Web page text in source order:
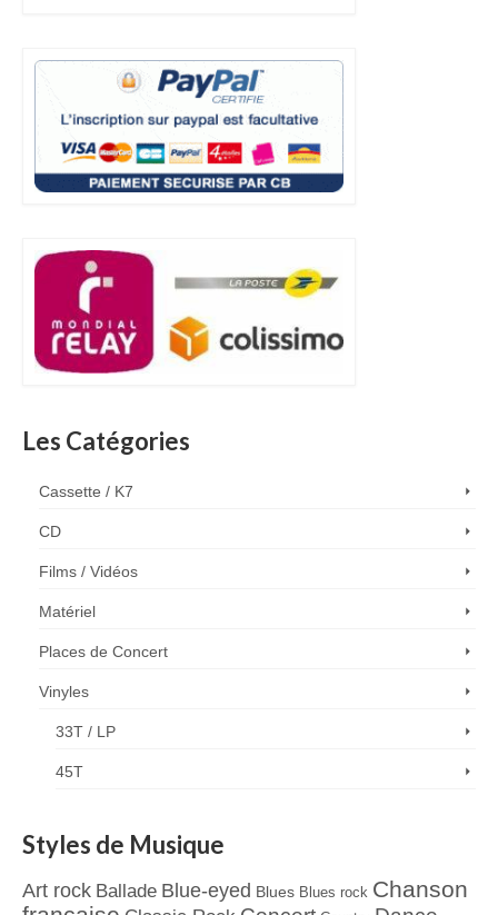
Les Catégories
Cassette / K7
CD
Films / Vidéos
Matériel
Places de Concert
Vinyles
33T / LP
45T
Styles de Musique
Art rock Ballade Blue-eyed Blues Blues rock Chanson